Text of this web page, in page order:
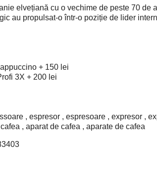
elvețiană cu o vechime de peste 70 de
au propulsat-o într-o poziție de lider
+ 150 lei
3X + 200 lei
, espresor , espresoare , expresor ,
, aparat de cafea , aparate de cafea